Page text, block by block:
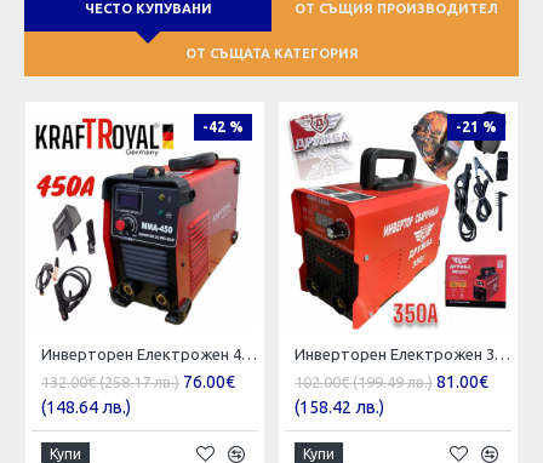
ЧЕСТО КУПУВАНИ ОТ СЪЩИЯ ПРОИЗВОДИТЕЛ
ОТ СЪЩАТА КАТЕГОРИЯ
-42 %
Инверторен Електрожен 450А KRAFT ROYAL Водоустойчив
132.00€ (258.17 лв.) 76.00€
(148.64 лв.)
Купи
-21 %
Инверторен Електрожен 350А ДРУЖБА + Соларна Маска с Дисплей Заваръчен Апарат IGBT INVERTER 5 години Гаранция
102.00€ (199.49 лв.) 81.00€
(158.42 лв.)
Купи